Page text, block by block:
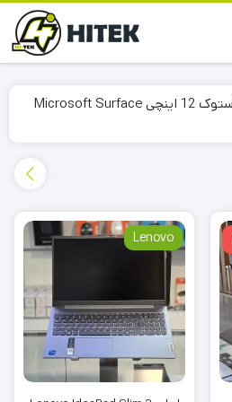
لپ تاپ استوک 12 اینچی Microsoft Surface
Lenovo